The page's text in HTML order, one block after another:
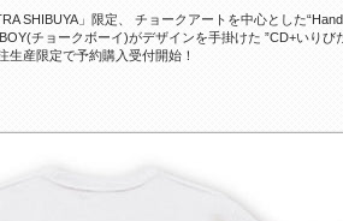
SHIBUYA」限定、 チョークアートを中心とした
チョークボーイ)がデザインを手掛けた ”CD+いりび
生産限定で予約購入受付開始！